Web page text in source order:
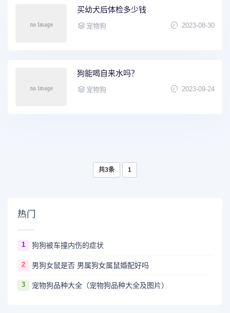
买幼犬后体检多少钱
宠物狗 2023-08-30
狗能喝自来水吗？
宠物狗 2023-09-24
共3条 1
热门
1 狗狗被车撞内伤的症状
2 男狗女鼠是否 男属狗女属鼠婚配好吗
3 宠物狗品种大全（宠物狗品种大全及图片）